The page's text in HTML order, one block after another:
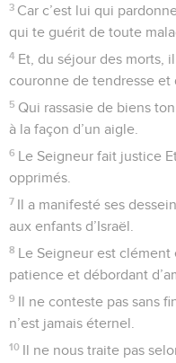
3 Car c’est lui qui
qui te guérit de toute
4 Et, du séjour des morts,
couronne de tendresse et
5 Qui rassasie de biens
à la façon d’un aigle.
6 Le Seigneur fait justice
opprimés.
7 Il a manifesté ses
aux enfants d’Israël.
8 Le Seigneur est
patience et débordant
9 Il ne conteste pas sans
n’est jamais éternel.
10 Il ne nous traite pas